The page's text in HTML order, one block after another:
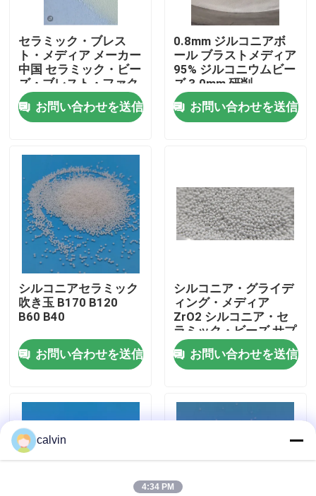
ホーム
企業情報
会社案内
品質管理
お問い合わせ
見積依頼
陶磁器の発破媒体
陶磁器のビードの発破
セラミック・ブレス
ト・メディア メーカー
中国 セラミック・ビー
ズ・ブレスト・ファク
トリー
お問い合わせを送信
0.8mm ジルコニアボ
ール ブラストメディア
95% ジルコニウムビー
ズ 3.0mm 研削
お問い合わせを送信
シルコニアセラミック
吹き玉 B170 B120
B60 B40
お問い合わせを送信
シルコニア・グライデ
ィング・メディア
ZrO2 シルコニア・セ
ラミック・ビーズ サプ
ライヤー
お問い合わせを送信
calvin
4:34 PM